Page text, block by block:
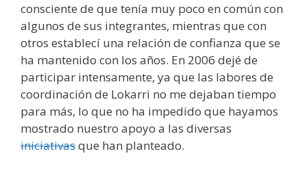
consciente de que tenía muy poco en común con
algunos de sus integrantes, mientras que con
otros establecí una relación de confianza que se
ha mantenido con los años. En 2006 dejé de
participar intensamente, ya que las labores de
coordinación de Lokarri no me dejaban tiempo
para más, lo que no ha impedido que hayamos
mostrado nuestro apoyo a las diversas
iniciativasque han planteado.